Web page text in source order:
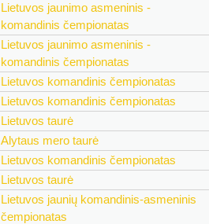
Lietuvos jaunimo asmeninis -
komandinis čempionatas
Lietuvos jaunimo asmeninis -
komandinis čempionatas
Lietuvos komandinis čempionatas
Lietuvos komandinis čempionatas
Lietuvos taurė
Alytaus mero taurė
Lietuvos komandinis čempionatas
Lietuvos taurė
Lietuvos jaunių komandinis-asmeninis
čempionatas